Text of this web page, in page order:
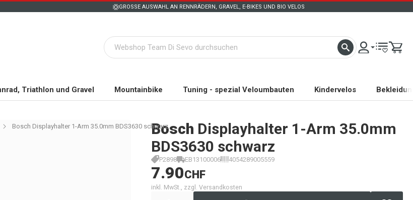
GROSSE AUSWAHL AN RENNRÄDERN, GRAVEL, E-BIKES UND BIO VELOS
Triathlon und Gravel Mountainbike Tuning - spezial Veloumbauten Kindervelos
Bosch Displayhalter 1-Arm 35.0mm BDS3630 schwarzBosch Displayhalter 1-Arm 35.0mm
BDS3630 schwarz
P2898 EB13100006 4054289005559
7.90CHF
inkl. MwSt., zzgl. Versandkosten